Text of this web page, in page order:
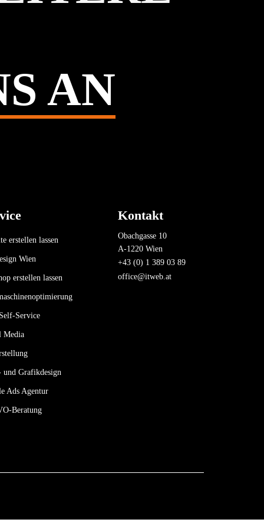
AN
erstellen lassen
Wien
erstellen lassen
Service
Media
und Grafikdesign
Ads Agentur
Beratung
Kontakt
Obachgasse 10
A-1220 Wien
+43 (0) 1 389 03 89
office@itweb.at